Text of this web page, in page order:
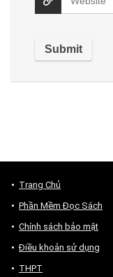
Trang Chủ
Phần Mềm Đọc Sách
Chính sách bảo mật
Điều khoản sử dụng
THPT